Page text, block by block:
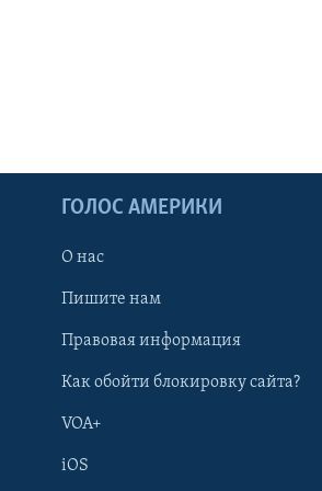
ГОЛОС АМЕРИКИ
О нас
Пишите нам
Правовая информация
Как обойти блокировку сайта?
VOA+
iOS